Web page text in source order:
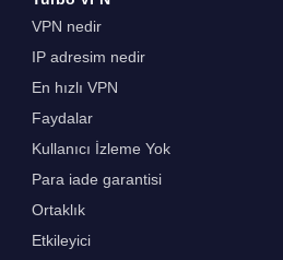
VPN nedir
IP adresim nedir
En hızlı VPN
Faydalar
Kullanıcı İzleme Yok
Para iade garantisi
Ortaklık
Etkileyici